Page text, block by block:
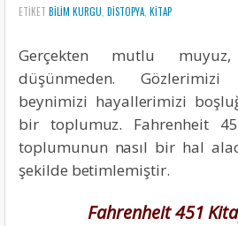
ETIKET BILIM KURGU DISTOPYA KITAP
Gerçekten mutlu
düşünmeden.
beynimizi hayallerimizi
bir toplumuz. Fahrenheit
toplumunun nasıl bir hal
şekilde betimlemiştir.
Fahrenheit 451